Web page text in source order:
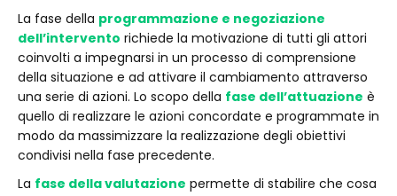
La fase della programmazione e negoziazione
dell’intervento richiede la motivazione di tutti gli attori
coinvolti a impegnarsi in un processo di comprensione
della situazione e ad attivare il cambiamento attraverso
una serie di azioni. Lo scopo della fase dell’attuazione è
quello di realizzare le azioni concordate e programmate in
modo da massimizzare la realizzazione degli obiettivi
condivisi nella fase precedente.
La fase della valutazione permette di stabilire che cosa